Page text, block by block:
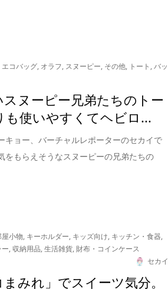
エコバッグ, オラフ, スヌーピー, その他, トート ,バッ
ヌーピー兄弟たちのトー
も使いやすくてヘビロ...
キョー、バーチャルレポーターのセカイで
をもらえそうなスヌーピーの兄弟たちの
屋小物, キーホルダー, キッズ向け, キッチン・食器,
, 収納用品,生活雑貨, 財布・コインケース
セカイ
みれ」でスイーツ気分。